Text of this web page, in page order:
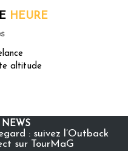
HEURE
altitude
NEWS
: suivez l’Outback
sur TourMaG